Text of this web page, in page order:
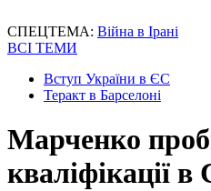
СПЕЦТЕМА: Війна в Ірані
ВСІ ТЕМИ
Вступ України в ЄС
Теракт в Барселоні
Марченко
кваліфікації в